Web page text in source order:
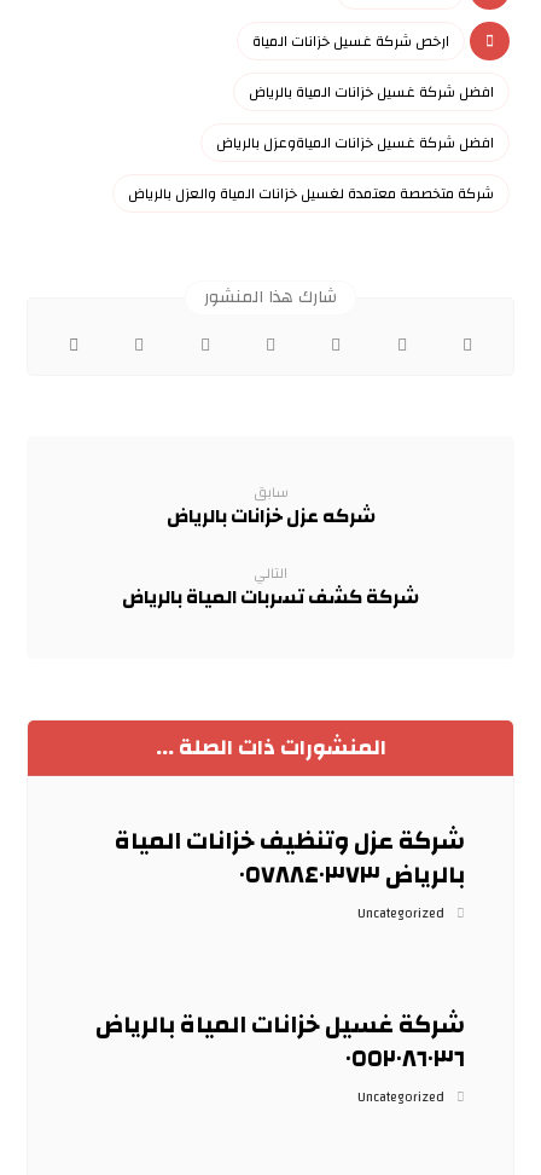
ارخص شركة غسيل خزانات المياة
افضل شركة غسيل خزانات المياة بالرياض
افضل شركة غسيل خزانات المياةوعزل بالرياض
شركة متخصصة معتمدة لغسيل خزانات المياة والعزل بالرياض
سابق
شركه عزل خزانات بالرياض
التالي
شركة كشف تسربات المياة بالرياض
المنشورات ذات الصلة ...
شركة عزل وتنظيف خزانات المياة
بالرياض ٠٥٧٨٨٤٠٣٧٣
Uncategorized
شركة غسيل خزانات المياة بالرياض
٠٥٥٢٠٨٦٠٣٦
Uncategorized